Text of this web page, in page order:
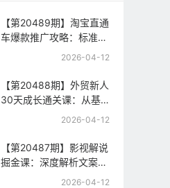
【第20489期】淘宝直通
车爆款推广攻略：标准计
划+人群打法+全站推
与流量
2026-04-12
【第20488期】外贸新人
30天成长通关课：从基
础准备到平台运营，从零
2026-04-12
【第20487期】影视解说
掘金课：深度解析文案逻
辑、槽点设计与推流机
2026-04-12